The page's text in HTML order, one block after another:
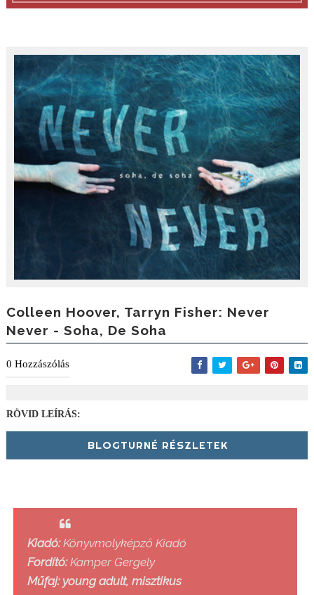
Colleen Hoover, Tarryn Fisher: Never
Never - Soha, De Soha
0 Hozzászólás
RÖVID LEÍRÁS:
BLOGTURNÉ RÉSZLETEK
Kiadó:Könyvmolyképző Kiadó
Fordító:Kamper Gergely
Műfaj: young adult, misztikus